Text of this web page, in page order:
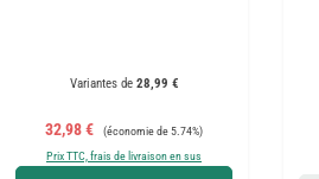
Variantes de28,99 €
Prix de vente :
32,98 € Prix régulier :
(économie de 5.74%)
Prix TTC, frais de livraison en sus